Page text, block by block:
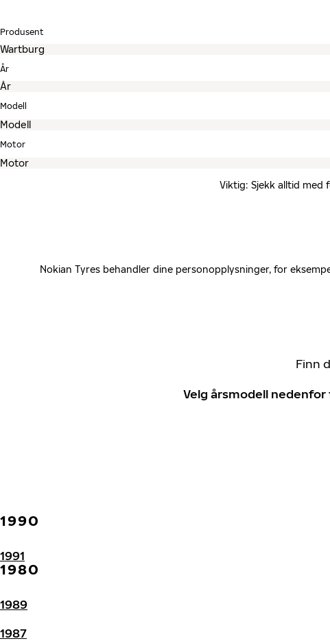
Produsent
År
Modell
Motor
Viktig: Sjekk alltid
Nokian Tyres behandler dine personopplysninger, for
Finn
Velg årsmodell
1990
1991
1980
1989
1987